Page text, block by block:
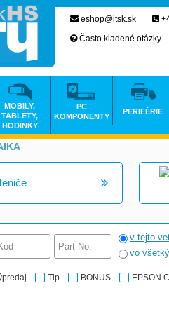
v tejto
vo
Tip BONUS EPSON
eshop@itsk.sk
Často kladené otázky
MOBILY,
TABLETY,
HODINKY
PC
KOMPONENTY
PERIFÉRIE